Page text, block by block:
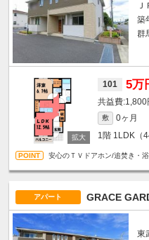
築
群
101 5万
1,800
敷 0ヶ月
1階 1LDK（
安心のＴＶドアホン/追焚き・
アパート GRACE
東